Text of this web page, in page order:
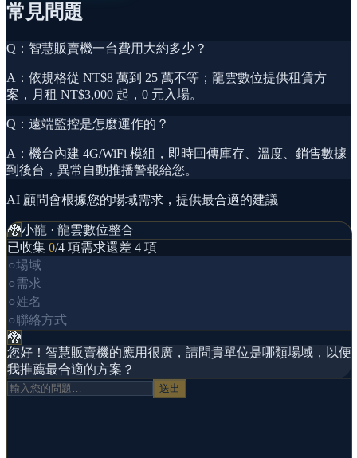
常見問題
Q： 智慧販賣機一台費用大約多少？
A： 依規格從 NT$8 萬到 25 萬不等；龍雲數位提供租賃方
案，月租 NT$3,000 起，0 元入場。
Q： 遠端監控是怎麼運作的？
A： 機台內建 4G/WiFi 模組，即時回傳庫存、溫度、銷售數據
到後台，異常自動推播警報給您。
AI 顧問會根據您的場域需求，提供最合適的建議
🐉小龍 · 龍雲數位整合
已收集 0/4 項需求還差 4 項
○場域
○需求
○姓名
○聯絡方式
🐉
您好！智慧販賣機的應用很廣，請問貴單位是哪類場域，以便
我推薦最合適的方案？
送出